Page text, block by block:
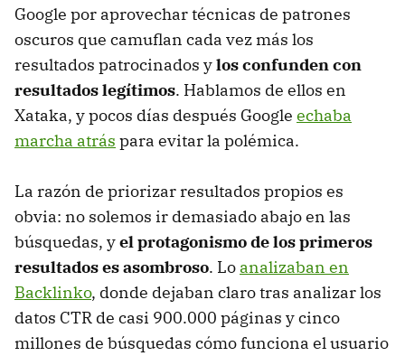
Google por aprovechar técnicas de patrones
oscuros que camuflan cada vez más los
resultados patrocinados ylos confunden con
resultados legítimos. Hablamos de ellos en
Xataka, y pocos días después Google echaba
marcha atrás para evitar la polémica.
La razón de priorizar resultados propios es
obvia: no solemos ir demasiado abajo en las
búsquedas, yel protagonismo de los primeros
resultados es asombroso. Lo analizaban en
Backlinko, donde dejaban claro tras analizar los
datos CTR de casi 900.000 páginas y cinco
millones de búsquedas cómo funciona el usuario